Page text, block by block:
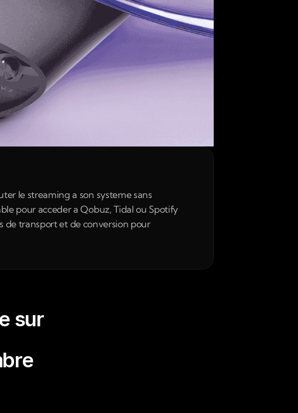
le streaming a son systeme sans
pour acceder a Qobuz, Tidal ou Spotify
de transport et de conversion pour
sur